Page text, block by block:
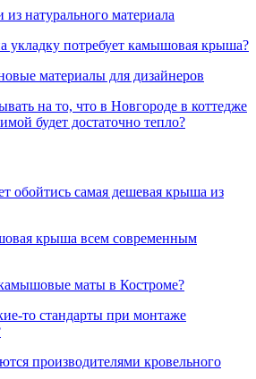
натурального материала
укладку потребует камышовая крыша?
материалы для дизайнеров
на то, что в Новгороде в коттедже
будет достаточно тепло?
обойтись самая дешевая крыша из
крыша всем современным
маты в Костроме?
то стандарты при монтаже
производителями кровельного